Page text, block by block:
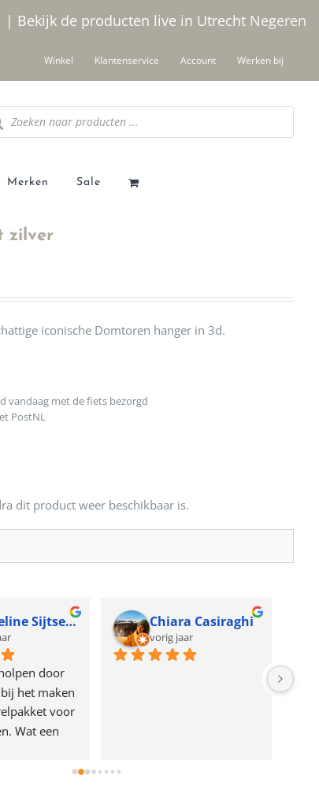
Bekijk de producten live in Utrecht Negeren
Winkel Klantenservice Account Werken bij
Merken Sale
zilver
iconische Domtoren hanger in 3d.
vandaag met de fiets bezorgd
PostNL
dit product weer beschikbaar is.
Corneline Sijtsema
door
het maken
voor
Wat een
Chiara Casiraghi
vorig jaar